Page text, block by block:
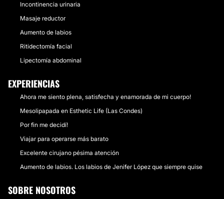
Incontinencia urinaria
Masaje reductor
Aumento de labios
Ritidectomía facial
Lipectomía abdominal
EXPERIENCIAS
Ahora me siento plena, satisfecha y enamorada de mi cuerpo!
Mesolipapada en Esthetic Life (Las Condes)
Por fin me decidí!
Viajar para operarse más barato
Excelente cirujano pésima atención
Aumento de labios. Los labios de Jenifer López que siempre quise
SOBRE NOSOTROS